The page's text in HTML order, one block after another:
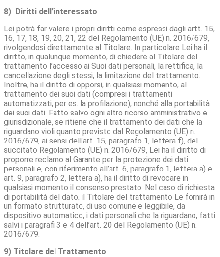
8) Diritti dell’interessato
Lei potrà far valere i propri diritti come espressi dagli artt. 15,
16, 17, 18, 19, 20, 21, 22 del Regolamento (UE) n. 2016/679,
rivolgendosi direttamente al Titolare. In particolare Lei ha il
diritto, in qualunque momento, di chiedere al Titolare del
trattamento l’accesso ai Suoi dati personali, la rettifica, la
cancellazione degli stessi, la limitazione del trattamento.
Inoltre, ha il diritto di opporsi, in qualsiasi momento, al
trattamento dei suoi dati (compresi i trattamenti
automatizzati, per es. la profilazione), nonché alla portabilità
dei suoi dati. Fatto salvo ogni altro ricorso amministrativo e
giurisdizionale, se ritiene che il trattamento dei dati che la
riguardano violi quanto previsto dal Regolamento (UE) n.
2016/679, ai sensi dell’art. 15, paragrafo 1, lettera f), del
succitato Regolamento (UE) n. 2016/679, Lei ha il diritto di
proporre reclamo al Garante per la protezione dei dati
personali e, con riferimento all’art. 6, paragrafo 1, lettera a) e
art. 9, paragrafo 2, lettera a), ha il diritto di revocare in
qualsiasi momento il consenso prestato. Nel caso di richiesta
di portabilità del dato, il Titolare del trattamento Le fornirà in
un formato strutturato, di uso comune e leggibile, da
dispositivo automatico, i dati personali che la riguardano, fatti
salvi i paragrafi 3 e 4 dell’art. 20 del Regolamento (UE) n.
2016/679.
9) Titolare del Trattamento